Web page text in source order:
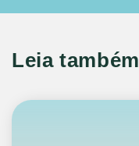
Leia também